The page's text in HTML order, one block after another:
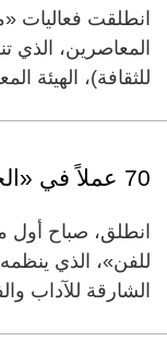
انطلقت فعاليات
المعاصرين، الذي
للثقافة)، الهيئة
70 عملاً في «الخليج العربي للفن» بخورفكان
انطلق، صباح
للفن»، الذي
الشارقة للآداب